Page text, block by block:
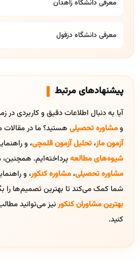
معرفی دانشگاه زاهدان
معرفی دانشگاه دزفول
پیشنهادهای مرتبط
آیا به دنبال اطلاعات دقیق و کاربردی در
ومشاوره تحصیلی هستید؟ ما در مقالات
آزمون ماز، تحلیل آزمون قلمچی، و
شیوه‌های مطالعهپرداخته‌ایم. همچنین،
مشاوره تحصیلی، مشاوره کنکور، و
شما کمک می‌کند تا بهترین تصمیم‌ها را
بهترین مشاوران کنکورنیز می‌توانید
کنید.